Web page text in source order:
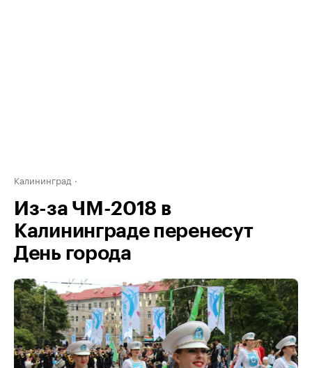
Калининград
Из-за ЧМ-2018 в
Калининграде перенесут
День города